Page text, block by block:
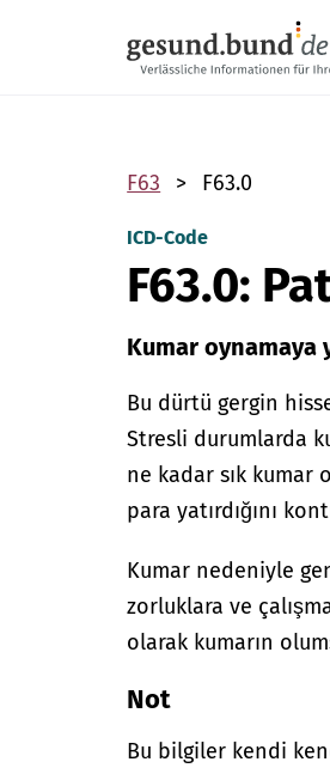
F63 F63.0
ICD-Code
F63.0:
Kumar
Bu dürtü gergin
Stresli durumlarda
ne kadar sık kumar
para yatırdığını
Kumar nedeniyle
zorluklara ve
olarak kumarın
Not
Bu bilgiler kendi